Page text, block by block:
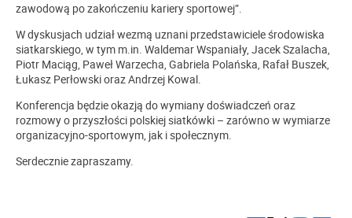
zawodową po zakończeniu kariery sportowej”.
W dyskusjach udział wezmą uznani przedstawiciele środowiska
siatkarskiego, w tym m.in. Waldemar Wspaniały, Jacek Szalacha,
Piotr Maciąg, Paweł Warzecha, Gabriela Polańska, Rafał Buszek,
Łukasz Perłowski oraz Andrzej Kowal.
Konferencja będzie okazją do wymiany doświadczeń oraz
rozmowy o przyszłości polskiej siatkówki – zarówno w wymiarze
organizacyjno-sportowym, jak i społecznym.
Serdecznie zapraszamy.